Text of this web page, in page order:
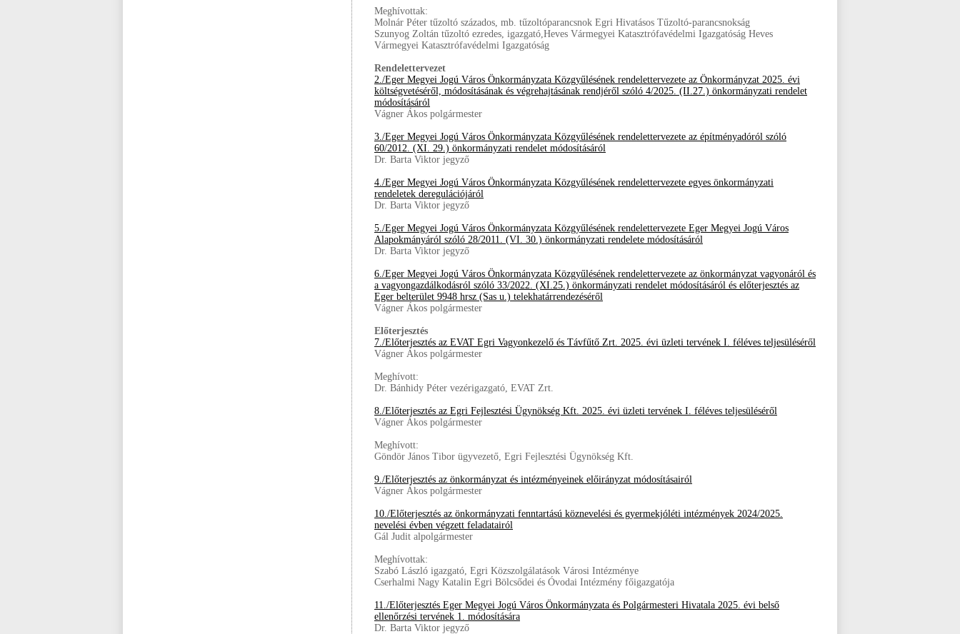
Meghívottak:
Molnár Péter tűzoltó százados, mb. tűzoltóparancsnok Egri Hivatásos Tűzoltó-parancsnokság
Szunyog Zoltán tűzoltó ezredes, igazgató,Heves Vármegyei Katasztrófavédelmi Igazgatóság Heves
Vármegyei Katasztrófavédelmi Igazgatóság
Rendelettervezet
2./Eger Megyei Jogú Város Önkormányzata Közgyűlésének rendelettervezete az Önkormányzat 2025. évi
költségvetéséről, módosításának és végrehajtásának rendjéről szóló 4/2025. (II.27.) önkormányzati rendelet
módosításáról
Vágner Ákos polgármester
3./Eger Megyei Jogú Város Önkormányzata Közgyűlésének rendelettervezete az építményadóról szóló
60/2012. (XI. 29.) önkormányzati rendelet módosításáról
Dr. Barta Viktor jegyző
4./Eger Megyei Jogú Város Önkormányzata Közgyűlésének rendelettervezete egyes önkormányzati
rendeletek deregulációjáról
Dr. Barta Viktor jegyző
5./Eger Megyei Jogú Város Önkormányzata Közgyűlésének rendelettervezete Eger Megyei Jogú Város
Alapokmányáról szóló 28/2011. (VI. 30.) önkormányzati rendelete módosításáról
Dr. Barta Viktor jegyző
6./Eger Megyei Jogú Város Önkormányzata Közgyűlésének rendelettervezete az önkormányzat vagyonáról és
a vagyongazdálkodásról szóló 33/2022. (XI.25.) önkormányzati rendelet módosításáról és előterjesztés az
Eger belterület 9948 hrsz (Sas u.) telekhatárrendezéséről
Vágner Ákos polgármester
Előterjesztés
7./Előterjesztés az EVAT Egri Vagyonkezelő és Távfűtő Zrt. 2025. évi üzleti tervének I. féléves teljesüléséről
Vágner Ákos polgármester
Meghívott:
Dr. Bánhidy Péter vezérigazgató, EVAT Zrt.
8./Előterjesztés az Egri Fejlesztési Ügynökség Kft. 2025. évi üzleti tervének I. féléves teljesüléséről
Vágner Ákos polgármester
Meghívott:
Göndör János Tibor ügyvezető, Egri Fejlesztési Ügynökség Kft.
9./Előterjesztés az önkormányzat és intézményeinek előirányzat módosításairól
Vágner Ákos polgármester
10./Előterjesztés az önkormányzati fenntartású köznevelési és gyermekjóléti intézmények 2024/2025.
nevelési évben végzett feladatairól
Gál Judit alpolgármester
Meghívottak:
Szabó László igazgató, Egri Közszolgálatások Városi Intézménye
Cserhalmi Nagy Katalin Egri Bölcsődei és Óvodai Intézmény főigazgatója
11./Előterjesztés Eger Megyei Jogú Város Önkormányzata és Polgármesteri Hivatala 2025. évi belső
ellenőrzési tervének 1. módosítására
Dr. Barta Viktor jegyző